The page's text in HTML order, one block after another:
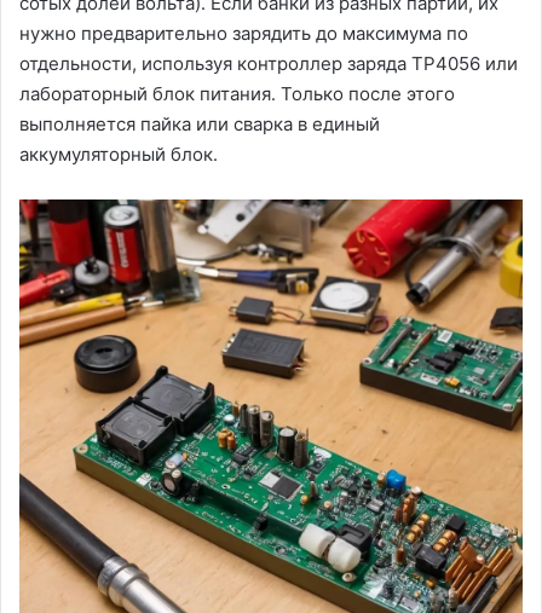
нужно предварительно зарядить до максимума по
отдельности, используя контроллер заряда TP4056 или
лабораторный блок питания․ Только после этого
выполняется пайка или сварка в единый
аккумуляторный блок․